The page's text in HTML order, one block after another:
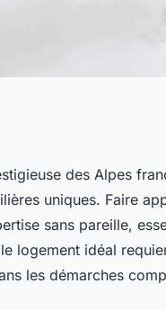
méribel
aider
des Alpes
uniques. Faire
sans pareille,
logement idéal
les démarches